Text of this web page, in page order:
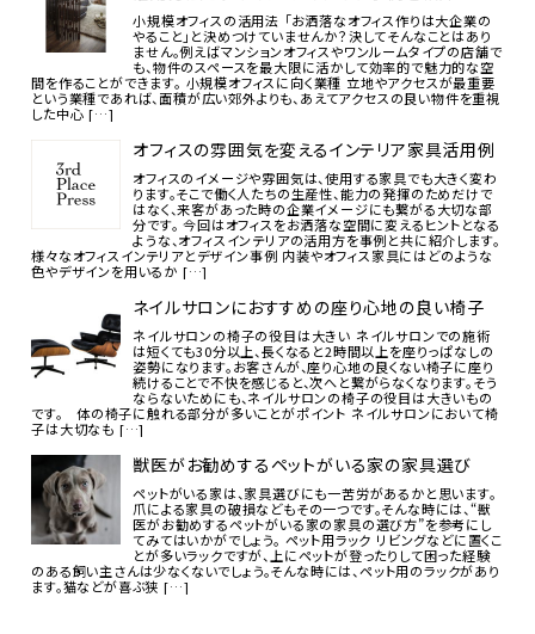
小規模オフィスの活用法 「お洒落なオフィス作りは大企業の
やること」と決めつけていませんか？決してそんなことはあり
ません。例えばマンションオフィスやワンルームタイプの店舗で
も、物件のスペースを最大限に活かして効率的で魅力的な空
間を作ることができます。 小規模オフィスに向く業種 立地やアクセスが最重要
という業種であれば、面積が広い郊外よりも、あえてアクセスの良い物件を重視
した中心 […]
オフィスの雰囲気を変えるインテリア家具活用例
オフィスのイメージや雰囲気は、使用する家具でも大きく変わ
ります。そこで働く人たちの生産性、能力の発揮のためだけで
はなく、来客があった時の企業イメージにも繋がる大切な部
分です。 今回はオフィスをお洒落な空間に変えるヒントとなる
ような、オフィスインテリアの活用方を事例と共に紹介します。
様々なオフィスインテリアとデザイン事例 内装やオフィス家具にはどのような
色やデザインを用いるか […]
ネイルサロンにおすすめの座り心地の良い椅子
ネイルサロンの椅子の役目は大きい ネイルサロンでの施術
は短くても30分以上、長くなると2時間以上を座りっぱなしの
姿勢になります。お客さんが、座り心地の良くない椅子に座り
続けることで不快を感じると、次へと繋がらなくなります。そう
ならないためにも、ネイルサロンの椅子の役目は大きいもの
です。 体の椅子に触れる部分が多いことがポイント ネイルサロンにおいて椅
子は大切なも […]
獣医がお勧めするペットがいる家の家具選び
ペットがいる家は、家具選びにも一苦労があるかと思います。
爪による家具の破損などもその一つです。そんな時には、“獣
医がお勧めするペットがいる家の家具の選び方”を参考にし
てみてはいかがでしょう。 ペット用ラック リビングなどに置くこ
とが多いラックですが、上にペットが登ったりして困った経験
のある飼い主さんは少なくないでしょう。そんな時には、ペット用のラックがあり
ます。猫などが喜ぶ狭 […]